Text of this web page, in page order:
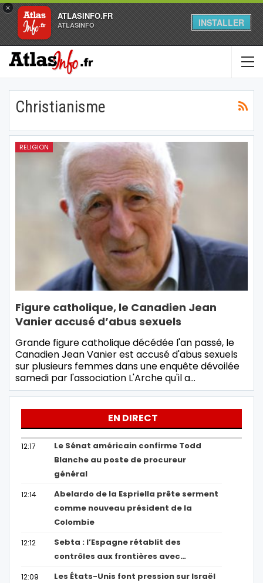
×
ATLASINFO.FR
ATLASINFO INSTALLER
Christianisme
RELIGION
Figure catholique, le Canadien Jean
Vanier accusé d’abus sexuels
Grande figure catholique décédée l'an passé, le
Canadien Jean Vanier est accusé d'abus sexuels
sur plusieurs femmes dans une enquête dévoilée
samedi par l'association L'Arche qu'il a…
EN DIRECT
12:17
Le Sénat américain confirme Todd
Blanche au poste de procureur
général
12:14
Abelardo de la Espriella prête serment
comme nouveau président de la
Colombie
12:12
Sebta : l’Espagne rétablit des
contrôles aux frontières avec…
12:09
Les États-Unis font pression sur Israël